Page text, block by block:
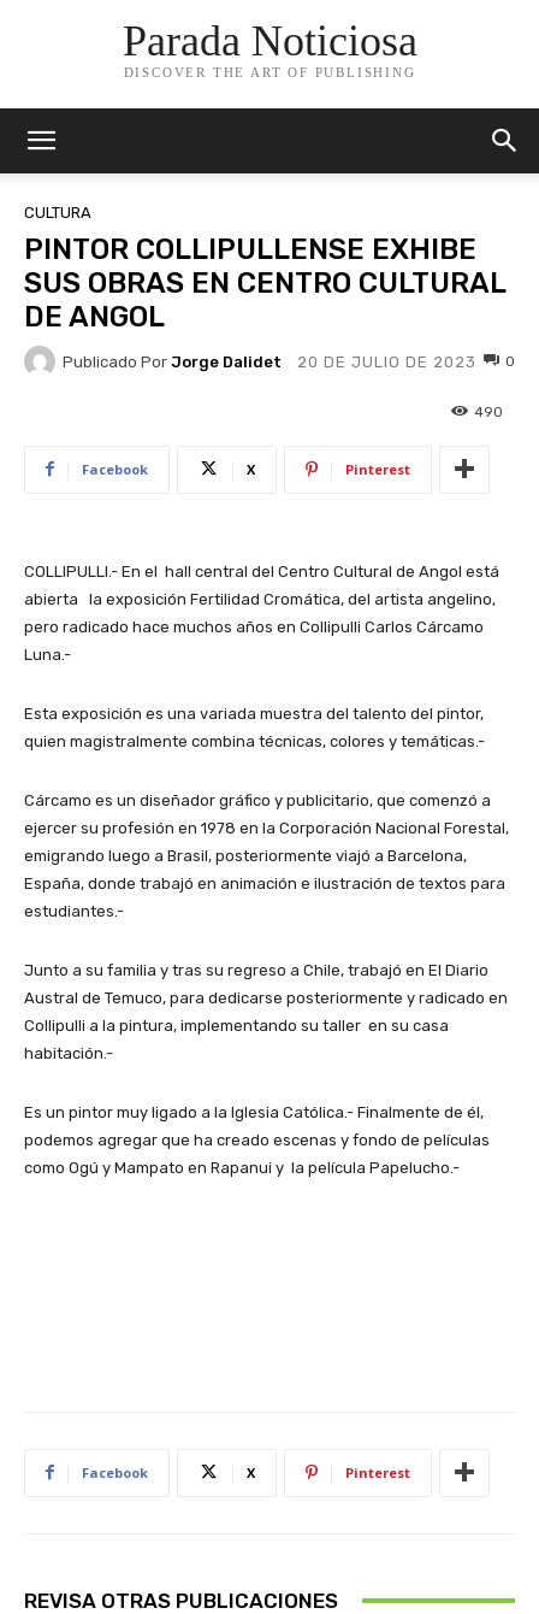
Parada Noticiosa
DISCOVER THE ART OF PUBLISHING
CULTURA
PINTOR COLLIPULLENSE EXHIBE
SUS OBRAS EN CENTRO CULTURAL
DE ANGOL
Publicado Por Jorge Dalidet 20 DE JULIO DE 2023 0
490
Facebook X Pinterest
COLLIPULLI.- En el hall central del Centro Cultural de Angol está
abierta la exposición Fertilidad Cromática, del artista angelino,
pero radicado hace muchos años en Collipulli Carlos Cárcamo
Luna.-
Esta exposición es una variada muestra del talento del pintor,
quien magistralmente combina técnicas, colores y temáticas.-
Cárcamo es un diseñador gráfico y publicitario, que comenzó a
ejercer su profesión en 1978 en la Corporación Nacional Forestal,
emigrando luego a Brasil, posteriormente viajó a Barcelona,
España, donde trabajó en animación e ilustración de textos para
estudiantes.-
Junto a su familia y tras su regreso a Chile, trabajó en El Diario
Austral de Temuco, para dedicarse posteriormente y radicado en
Collipulli a la pintura, implementando su taller en su casa
habitación.-
Es un pintor muy ligado a la Iglesia Católica.- Finalmente de él,
podemos agregar que ha creado escenas y fondo de películas
como Ogú y Mampato en Rapanui y la película Papelucho.-
Facebook X Pinterest
REVISA OTRAS PUBLICACIONES